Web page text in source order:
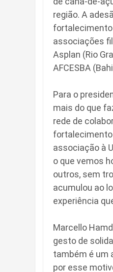
região. A
fortalecimento
associações
Asplan (Rio
AFCESBA
Para o
mais do que
rede de
fortalecimento
associação à
o que vemos
outros, sem
acumulou ao
experiência
Marcello
gesto de
também é um
por esse